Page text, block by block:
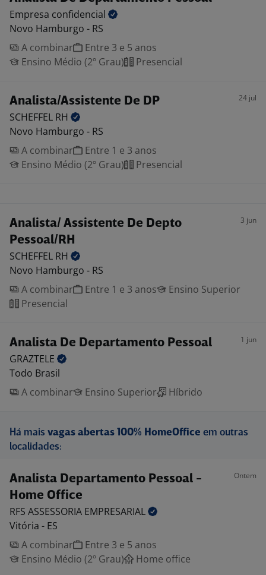
Empresa confidencial
Novo Hamburgo - RS
A combinar
Entre 3 e 5 anos
Ensino Médio (2º Grau)
Presencial
Analista/Assistente De DP 24 jul
SCHEFFEL RH
Novo Hamburgo - RS
A combinar
Entre 1 e 3 anos
Ensino Médio (2º Grau)
Presencial
Analista/ Assistente De Depto
Pessoal/RH
3 jun
SCHEFFEL RH
Novo Hamburgo - RS
A combinar
Entre 1 e 3 anos
Ensino Superior
Presencial
Analista De Departamento Pessoal 1 jun
GRAZTELE
Todo Brasil
A combinar
Ensino Superior Híbrido
Há mais vagas abertas 100% HomeOffice em outras
localidades:
Analista Departamento Pessoal -
Home Office
Ontem
RFS ASSESSORIA EMPRESARIAL
Vitória - ES
A combinar
Entre 3 e 5 anos
Ensino Médio (2º Grau)
Home office